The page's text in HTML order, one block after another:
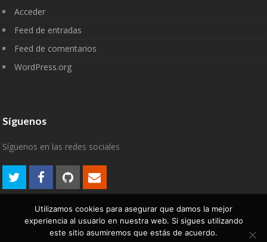
Acceder
Feed de entradas
Feed de comentarios
WordPress.org
Síguenos
Síguenos en las redes sociales
Utilizamos cookies para asegurar que damos la mejor
experiencia al usuario en nuestra web. Si sigues utilizando
este sitio asumiremos que estás de acuerdo.